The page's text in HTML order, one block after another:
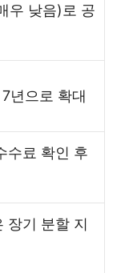
우 낮음)로 공
년으로 확대
수료 확인 후
장기 분할 지